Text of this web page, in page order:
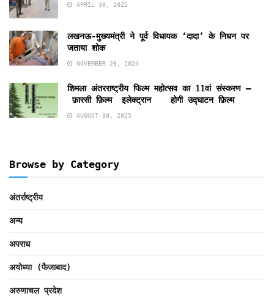
APRIL 30, 2025
लखनऊ-मुख्यमंत्री ने पूर्व विधायक ‘दादा’ के निधन पर
जताया शोक
NOVEMBER 26, 2024
शिमला अंतरराष्ट्रीय फिल्म महोत्सव का 11वां संस्करण –
फ़ारसी फ़िल्म इलेक्ट्रान होगी उद्घाटन फ़िल्म
AUGUST 30, 2025
Browse by Category
अंतर्राष्ट्रीय
अन्य
अपराध
अयोध्या (फैजाबाद)
अरुणाचल प्रदेश